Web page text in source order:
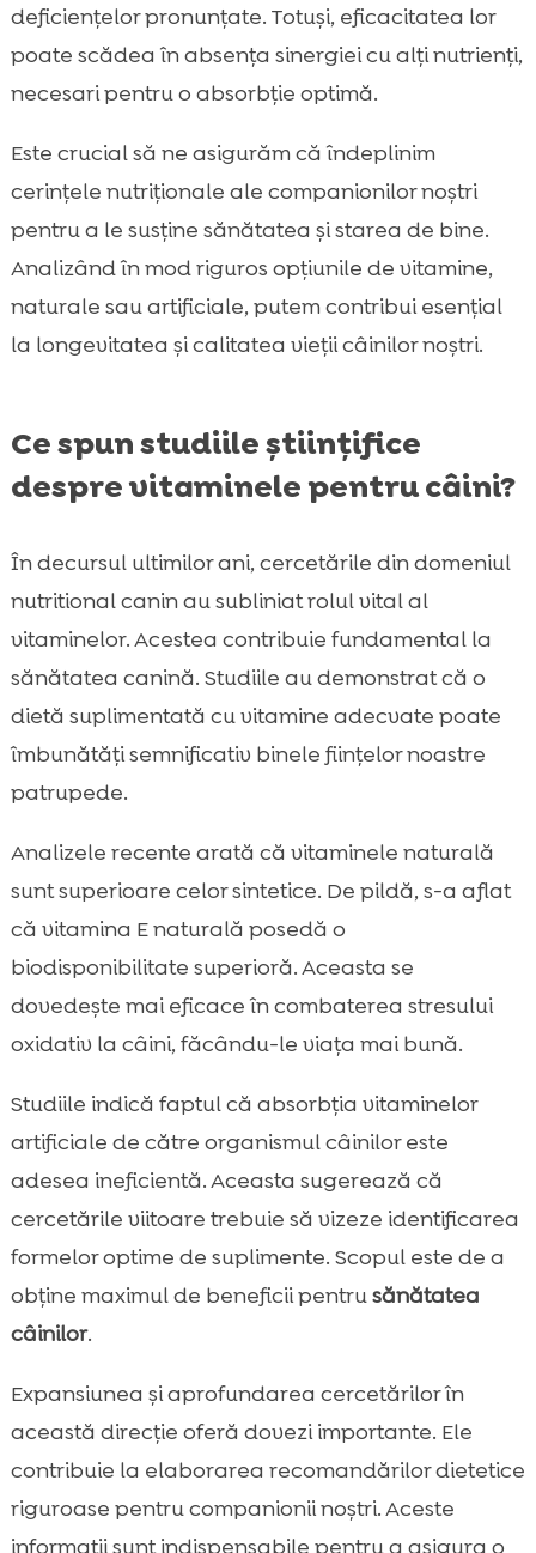
deficiențelor pronunțate. Totuși, eficacitatea lor
poate scădea în absența sinergiei cu alți nutrienți,
necesari pentru o absorbție optimă.
Este crucial să ne asigurăm că îndeplinim
cerințele nutriționale ale companionilor noștri
pentru a le susține sănătatea și starea de bine.
Analizând în mod riguros opțiunile de vitamine,
naturale sau artificiale, putem contribui esențial
la longevitatea și calitatea vieții câinilor noștri.
Ce spun studiile științifice
despre vitaminele pentru câini?
În decursul ultimilor ani, cercetările din domeniul
nutritional canin au subliniat rolul vital al
vitaminelor. Acestea contribuie fundamental la
sănătatea canină. Studiile au demonstrat că o
dietă suplimentată cu vitamine adecvate poate
îmbunătăți semnificativ binele fiinţelor noastre
patrupede.
Analizele recente arată că vitaminele naturală
sunt superioare celor sintetice. De pildă, s-a aflat
că vitamina E naturală posedă o
biodisponibilitate superioră. Aceasta se
dovedește mai eficace în combaterea stresului
oxidativ la câini, făcându-le viața mai bună.
Studiile indică faptul că absorbția vitaminelor
artificiale de către organismul câinilor este
adesea ineficientă. Aceasta sugerează că
cercetările viitoare trebuie să vizeze identificarea
formelor optime de suplimente. Scopul este de a
obține maximul de beneficii pentrusănătatea
câinilor.
Expansiunea și aprofundarea cercetărilor în
această direcție oferă dovezi importante. Ele
contribuie la elaborarea recomandărilor dietetice
riguroase pentru companionii noștri. Aceste
informații sunt indispensabile pentru a asigura o